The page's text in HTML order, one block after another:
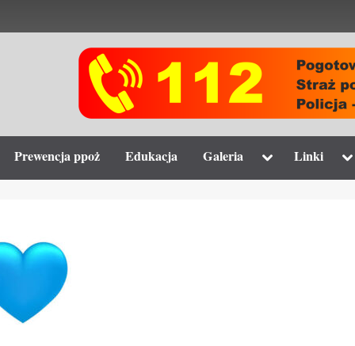
Prewencja ppoż Edukacja Galeria Toggle
menu
Linki